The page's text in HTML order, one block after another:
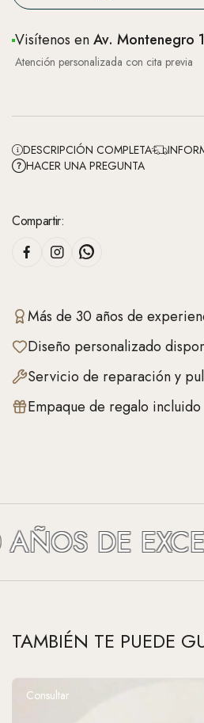
Visítenos enAv. Montenegro
Atención personalizada con cita previa
DESCRIPCIÓN COMPLETA
HACER UNA PREGUNTA
Compartir:
Más de 30 años de
Diseño personalizado
Servicio de reparación y
Empaque de regalo incluido
DE
TAMBIÉN TE PUEDE
Consultar